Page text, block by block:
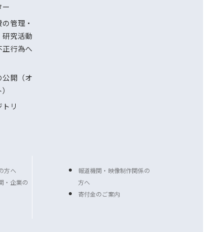
管理・
究活動
正行為へ
開（オ
リ
方へ
・企業の
報道機関・映像制作関係の
方へ
寄付金のご案内